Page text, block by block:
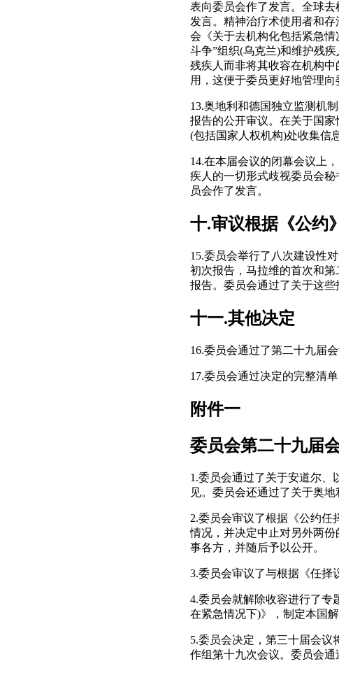
表向委员会作了发言。全球
发言。精神治疗术使用者和
会《关于去机构化包括紧急
斗争”组织(乌克兰)和维护残
残疾人而非将其收容在机构
用，这便于委员更好地管理
13.奥地利和德国独立监测机
报告的公开审议。在关于国
(包括国家人权机构)处收集信
14.在本届会议的闭幕会议上
疾人的一切形式歧视委员会
员会作了发言。
十.审议根据《公约
15.委员会举行了八次建设性
初次报告，马拉维的首次和
报告。委员会通过了关于这
十一.其他决定
16.委员会通过了第二十九届会
17.委员会通过决定的完整清
附件一
委员会第二十九届
1.委员会通过了关于安道尔
见。委员会还通过了关于奥
2.委员会审议了根据《公约任
情况，并决定中止对另外两
事各方，并随后予以公开。
3.委员会审议了与根据《任择
4.委员会就解除收容进行了专
在紧急情况下)》，制定本国
5.委员会决定，第三十届会议
作组第十九次会议。委员会通